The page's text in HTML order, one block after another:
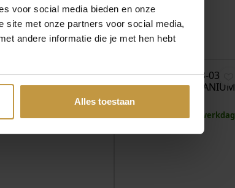
voor social media bieden en onze
site met onze partners voor social media,
andere informatie die je met hen hebt
Alles toestaan
€89,00
BOCCIA 05106-02
TITANIUM
leverbaar, 1 werkdag
BOCCIA 05103-03
OORSTEKERS TITANIUM
Direct leverbaar, 1 werkdag